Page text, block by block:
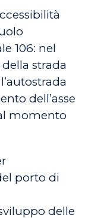
106: nel
strada
dell’asse
momento
porto di
delle